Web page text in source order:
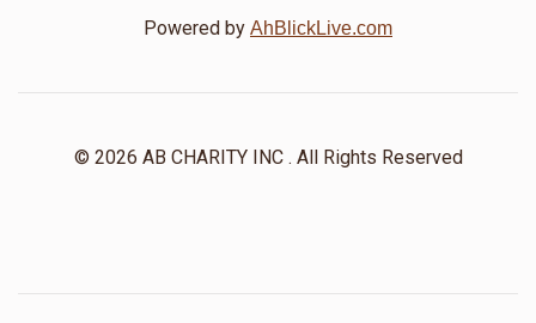
Powered by AhBlickLive.com
© 2026 AB CHARITY INC . All Rights Reserved